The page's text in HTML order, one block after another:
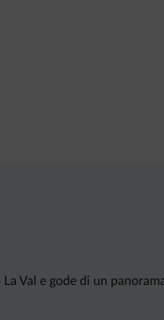
Val e gode di un